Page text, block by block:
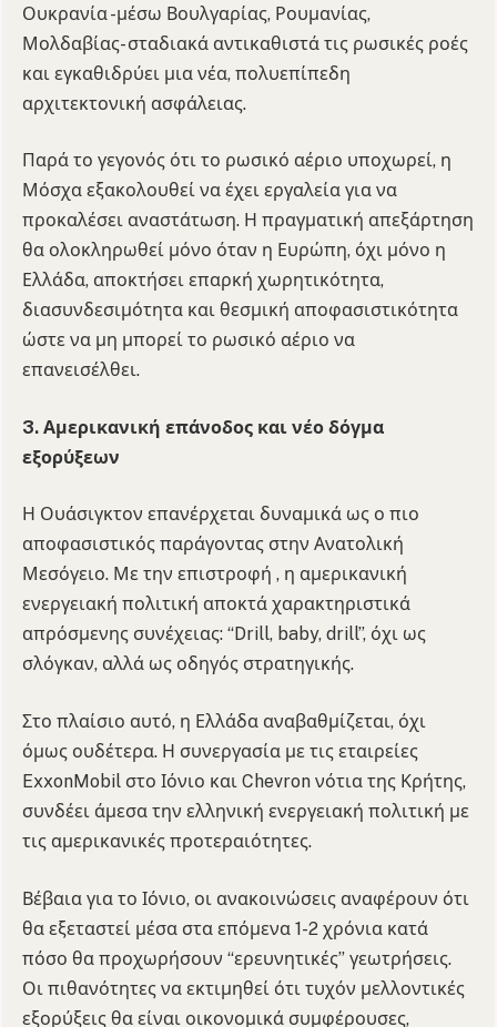
Ουκρανία -μέσω Βουλγαρίας, Ρουμανίας,
Μολδαβίας- σταδιακά αντικαθιστά τις ρωσικές ροές
και εγκαθιδρύει μια νέα, πολυεπίπεδη
αρχιτεκτονική ασφάλειας.
Παρά το γεγονός ότι το ρωσικό αέριο υποχωρεί, η
Μόσχα εξακολουθεί να έχει εργαλεία για να
προκαλέσει αναστάτωση. Η πραγματική απεξάρτηση
θα ολοκληρωθεί μόνο όταν η Ευρώπη, όχι μόνο η
Ελλάδα, αποκτήσει επαρκή χωρητικότητα,
διασυνδεσιμότητα και θεσμική αποφασιστικότητα
ώστε να μη μπορεί το ρωσικό αέριο να
επανεισέλθει.
3. Αμερικανική επάνοδος και νέο δόγμα
εξορύξεων
Η Ουάσιγκτον επανέρχεται δυναμικά ως ο πιο
αποφασιστικός παράγοντας στην Ανατολική
Μεσόγειο. Με την επιστροφή , η αμερικανική
ενεργειακή πολιτική αποκτά χαρακτηριστικά
απρόσμενης συνέχειας: “Drill, baby, drill”, όχι ως
σλόγκαν, αλλά ως οδηγός στρατηγικής.
Στο πλαίσιο αυτό, η Ελλάδα αναβαθμίζεται, όχι
όμως ουδέτερα. Η συνεργασία με τις εταιρείες
ExxonMobil στο Ιόνιο και Chevron νότια της Κρήτης,
συνδέει άμεσα την ελληνική ενεργειακή πολιτική με
τις αμερικανικές προτεραιότητες.
Βέβαια για το Ιόνιο, οι ανακοινώσεις αναφέρουν ότι
θα εξεταστεί μέσα στα επόμενα 1-2 χρόνια κατά
πόσο θα προχωρήσουν “ερευνητικές” γεωτρήσεις.
Οι πιθανότητες να εκτιμηθεί ότι τυχόν μελλοντικές
εξορύξεις θα είναι οικονομικά συμφέρουσες,